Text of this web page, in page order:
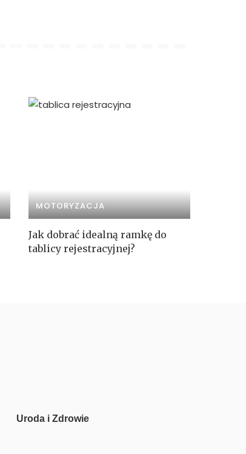
MOTORYZACJA
Jak dobrać idealną ramkę do
tablicy rejestracyjnej?
Uroda i Zdrowie